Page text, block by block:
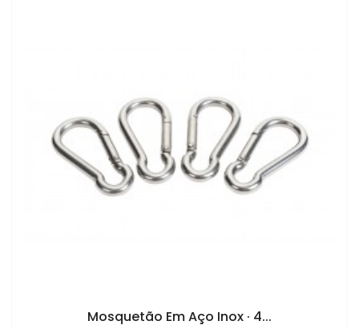
Mosquetão Em Aço Inox · 4...